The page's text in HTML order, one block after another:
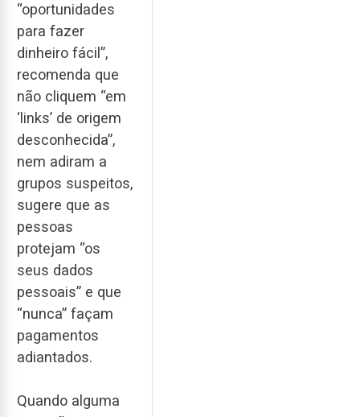
“oportunidades
para fazer
dinheiro fácil”,
recomenda que
não cliquem “em
‘links’ de origem
desconhecida”,
nem adiram a
grupos suspeitos,
sugere que as
pessoas
protejam “os
seus dados
pessoais” e que
“nunca” façam
pagamentos
adiantados.
Quando alguma